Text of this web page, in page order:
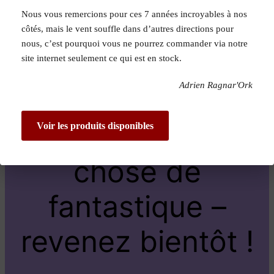
Pardon pour le
dérangement !
Nous travaillons
sur quelque
chose de
fantastique –
revenez bientôt !
Nous vous remercions pour ces 7 années incroyables à nos
côtés, mais le vent souffle dans d’autres directions pour
nous, c’est pourquoi vous ne pourrez commander via notre
site internet seulement ce qui est en stock.
Adrien Ragnar'Ork
Voir les produits disponibles